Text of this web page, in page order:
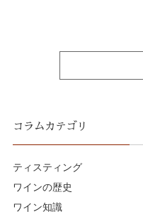
コラムカテゴリ
ティスティング
ワインの歴史
ワイン知識